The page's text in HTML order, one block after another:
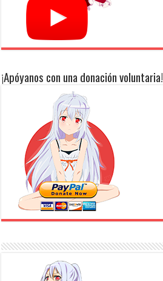
¡Apóyanos con una donación voluntaria!